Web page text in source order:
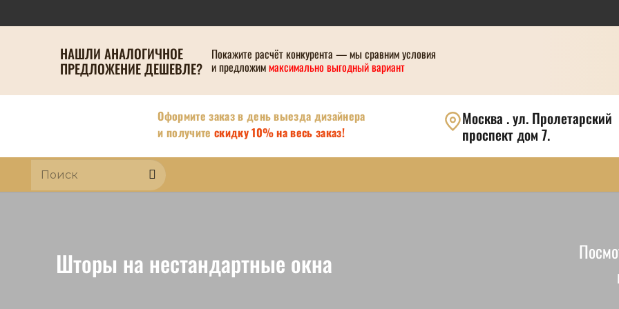
НАШЛИ АНАЛОГИЧНОЕ
ПРЕДЛОЖЕНИЕ ДЕШЕВЛЕ?
Покажите расчёт конкурента — мы сравним условия
и предложиммаксимально выгодный вариант
Оформите заказ в день выезда дизайнера
и получите скидку 10% на весь заказ!
Москва . ул. Пролетарский
проспект дом 7.
Шторы на нестандартные окна